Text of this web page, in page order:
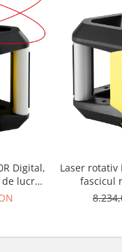
Digital,
de lucru
Laser rotativ
fascicul